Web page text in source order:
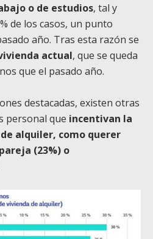
o de estudios, tal y
de los casos, un punto
año. Tras esta razón se
actual, que se queda
que el pasado año.
destacadas, existen otras
personal que incentivan la
alquiler, como querer
(23%) o